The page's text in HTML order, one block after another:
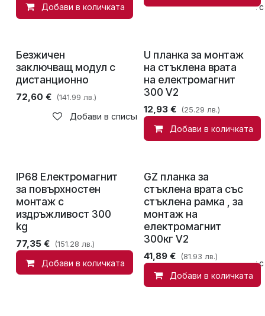
Добави в количката Добави в списък
Безжичен
заключващ модул с
дистанционно
72,60 € (141.99 лв.)
Добави в списък с желания
U планка за монтаж
на стъклена врата
на електромагнит
300 V2
12,93 € (25.29 лв.)
Добави в количката
IP68 Електромагнит
за повърхностен
монтаж с
издръжливост 300
kg
77,35€ (151.28 лв.)
Добави в количката Добави в списък
GZ планка за
стъклена врата със
стъклена рамка , за
монтаж на
електромагнит
300кг V2
41,89 € (81.93 лв.)
Добави в количката